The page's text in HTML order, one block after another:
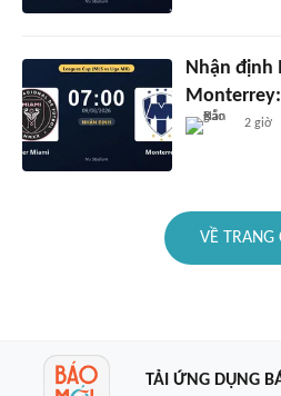
Nhận định
2 giờ
VỀ TRANG
TẢI ỨNG DỤNG